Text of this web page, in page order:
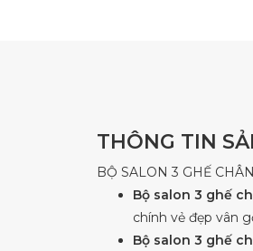
THÔNG TIN
BỘ SALON 3 GHẾ
Bộ salon 3 ghế
chính vẻ đẹp vân
Bộ salon 3 ghế